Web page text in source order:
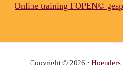
Online training FOPEN©
Copyright © 2026 ·